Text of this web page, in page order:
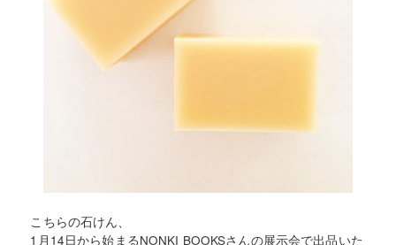
こちらの石けん、
1月14日から始まるNONKI BOOKSさんの展示会で出品いた